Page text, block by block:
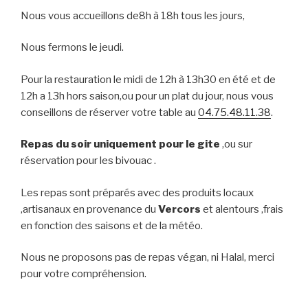
Nous vous accueillons de8h à 18h tous les jours,
Nous fermons le jeudi.
Pour la restauration le midi de 12h à 13h30 en été et de
12h a 13h hors saison,ou pour un plat du jour, nous vous
conseillons de réserver votre table au 04.75.48.11.38.
Repas du soir uniquement pour le gite ,ou sur
réservation pour les bivouac .
Les repas sont préparés avec des produits locaux
,artisanaux en provenance du Vercors et alentours ,frais
en fonction des saisons et de la météo.
Nous ne proposons pas de repas végan, ni Halal, merci
pour votre compréhension.